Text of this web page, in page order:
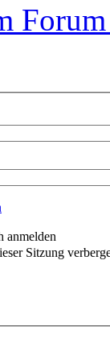
anmelden
Sitzung